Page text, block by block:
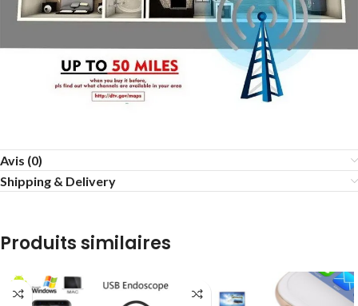
Avis (0)
Shipping & Delivery
Produits similaires